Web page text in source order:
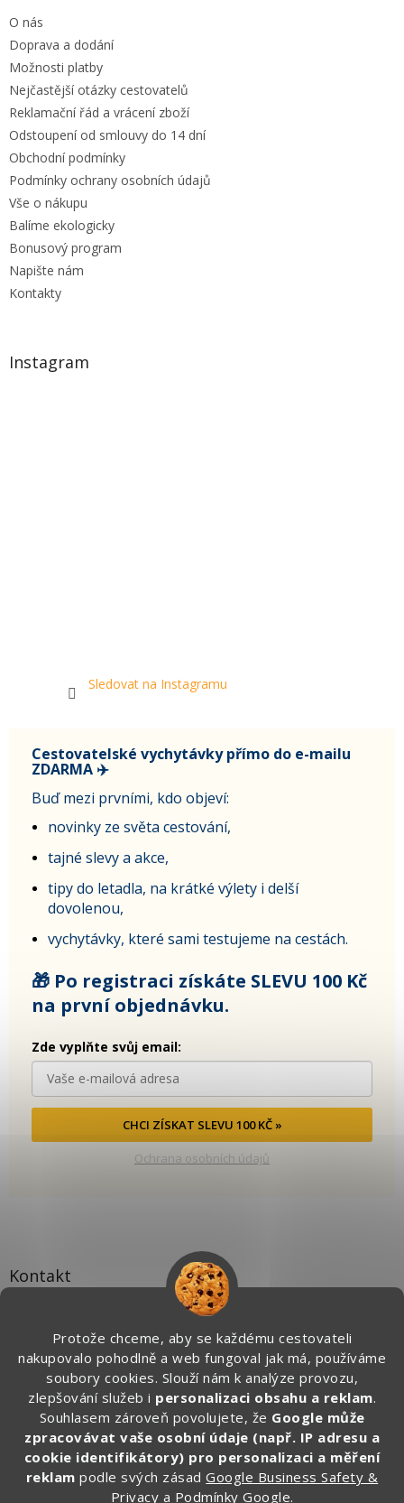
Protože chceme, aby se každému cestovateli
nakupovalo pohodlně a web fungoval jak má, používáme
soubory cookies. Slouží nám k analýze provozu,
zlepšování služeb i personalizaci obsahu a reklam.
Souhlasem zároveň povolujete, že Google může
zpracovávat vaše osobní údaje (např. IP adresu a
cookie identifikátory) pro personalizaci a měření
reklam podle svých zásadGoogle Business Safety &
Privacy a Podmínky Google.
O nás
Doprava a dodání
Možnosti platby
Nejčastější otázky cestovatelů
Reklamační řád a vrácení zboží
Odstoupení od smlouvy do 14 dní
Obchodní podmínky
Podmínky ochrany osobních údajů
Vše o nákupu
Balíme ekologicky
Bonusový program
Napište nám
Kontakty
Instagram
Sledovat na Instagramu
Cestovatelské vychytávky přímo do e-mailu
ZDARMA ✈️
Buď mezi prvními, kdo objeví:
novinky ze světa cestování,
tajné slevy a akce,
tipy do letadla, na krátké výlety i delší
dovolenou,
vychytávky, které sami testujeme na cestách.
🎁 Po registraci získáte SLEVU 100 Kč
na první objednávku.
Zde vyplňte svůj email:
CHCI ZÍSKAT SLEVU 100 KČ »
Ochrana osobních údajů
Kontakt
+420 734 266 587 (PO-PÁ, 9:00 – 17:00)
Zapakuj CZ/SK
zapakuj_czsk
@zapakuj_cz